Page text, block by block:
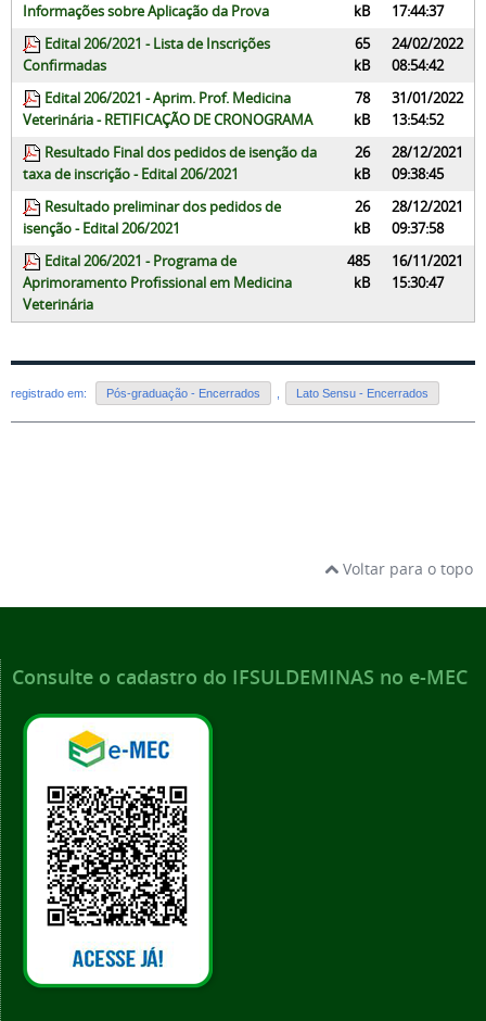
Informações sobre Aplicação da Prova
kB
17:44:37
Edital 206/2021 - Lista de Inscrições
Confirmadas
65
kB
24/02/2022
08:54:42
Edital 206/2021 - Aprim. Prof. Medicina
Veterinária - RETIFICAÇÃO DE CRONOGRAMA
78
kB
31/01/2022
13:54:52
Resultado Final dos pedidos de isenção da
taxa de inscrição - Edital 206/2021
26
kB
28/12/2021
09:38:45
Resultado preliminar dos pedidos de
isenção - Edital 206/2021
26
kB
28/12/2021
09:37:58
Edital 206/2021 - Programa de
Aprimoramento Profissional em Medicina
Veterinária
485
kB
16/11/2021
15:30:47
registrado em: Pós-graduação - Encerrados Lato Sensu - Encerrados
Voltar para o topo
Consulte o cadastro do IFSULDEMINAS no e-MEC